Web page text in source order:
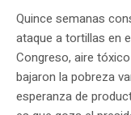
Quince semanas
ataque a tortillas en
Congreso, aire
bajaron la pobreza
esperanza de